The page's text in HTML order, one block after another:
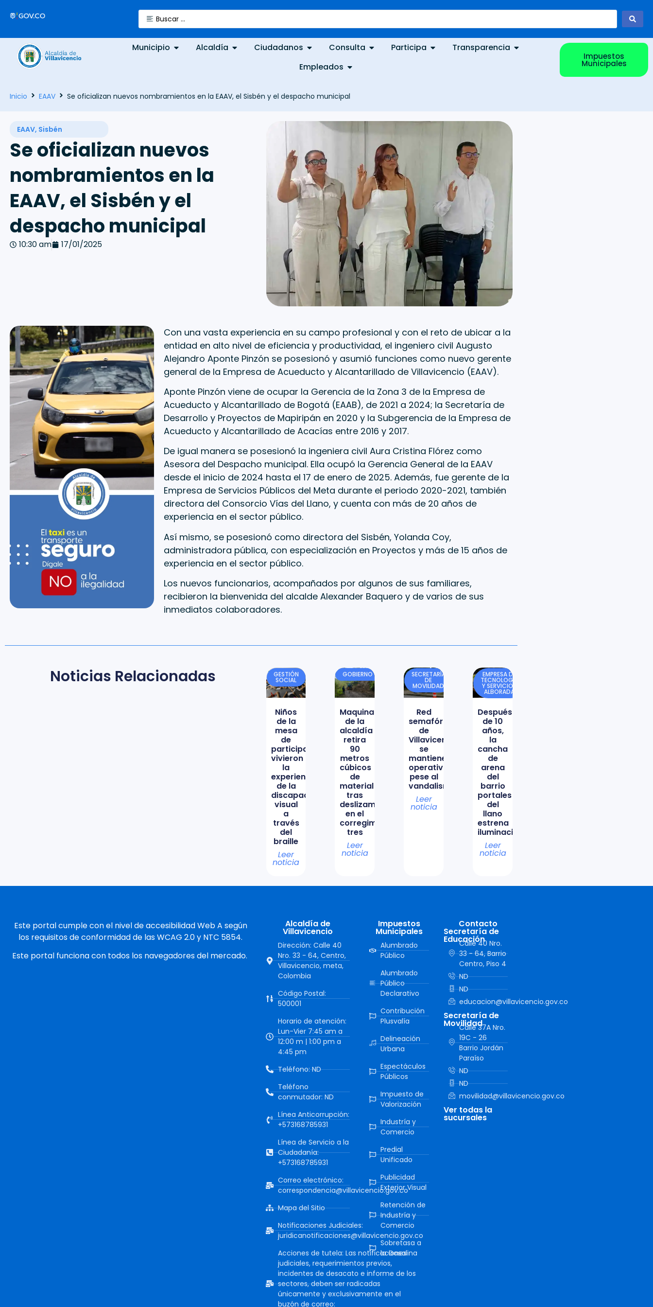
Municipio Alcaldía Ciudadanos Consulta Participa
Transparencia
Empleados
Impuestos
Municipales
Inicio EAAV Se oficializan nuevos nombramientos en la EAAV, el Sisbén y el despacho municipal
EAAV, Sisbén
Se oficializan nuevos
nombramientos en la
EAAV, el Sisbén y el
despacho municipal
10:30 am 17/01/2025
Con una vasta experiencia en su campo profesional y con el reto de ubicar a la
entidad en alto nivel de eficiencia y productividad, el ingeniero civil Augusto
Alejandro Aponte Pinzón se posesionó y asumió funciones como nuevo gerente
general de la Empresa de Acueducto y Alcantarillado de Villavicencio (EAAV).
Aponte Pinzón viene de ocupar la Gerencia de la Zona 3 de la Empresa de
Acueducto y Alcantarillado de Bogotá (EAAB), de 2021 a 2024; la Secretaría de
Desarrollo y Proyectos de Mapiripán en 2020 y la Subgerencia de la Empresa de
Acueducto y Alcantarillado de Acacías entre 2016 y 2017.
De igual manera se posesionó la ingeniera civil Aura Cristina Flórez como
Asesora del Despacho municipal. Ella ocupó la Gerencia General de la EAAV
desde el inicio de 2024 hasta el 17 de enero de 2025. Además, fue gerente de la
Empresa de Servicios Públicos del Meta durante el periodo 2020-2021, también
directora del Consorcio Vías del Llano, y cuenta con más de 20 años de
experiencia en el sector público.
Así mismo, se posesionó como directora del Sisbén, Yolanda Coy,
administradora pública, con especialización en Proyectos y más de 15 años de
experiencia en el sector público.
Los nuevos funcionarios, acompañados por algunos de sus familiares,
recibieron la bienvenida del alcalde Alexander Baquero y de varios de sus
inmediatos colaboradores.
Noticias Relacionadas GESTIÓN
SOCIAL
Niños
de la
mesa
de
participación
vivieron
la
experiencia
de la
discapacidad
visual
a
través
del
braille
Leer
noticia
GOBIERNO
Maquinaria
de la
alcaldía
retira
90
metros
cúbicos
de
material
tras
deslizamiento
en el
corregimiento
tres
Leer
noticia
SECRETARÍA
DE
MOVILIDAD
Red
semafórica
de
Villavicencio
se
mantiene
operativa
pese al
vandalismo
Leer
noticia
EMPRESA DE
TECNOLOGÍA
Y SERVICIOS
ALBORADA
Después
de 10
años,
la
cancha
de
arena
del
barrio
portales
del
llano
estrena
iluminación
Leer
noticia
Este portal cumple con el nivel de accesibilidad Web A según
los requisitos de conformidad de las WCAG 2.0 y NTC 5854.
Este portal funciona con todos los navegadores del mercado.
Alcaldía de
Villavicencio
Dirección: Calle 40
Nro. 33 - 64, Centro,
Villavicencio, meta,
Colombia
Código Postal:
500001
Horario de atención:
Lun-Vier 7:45 am a
12:00 m | 1:00 pm a
4:45 pm
Teléfono: ND
Teléfono
conmutador: ND
Línea Anticorrupción:
+573168785931
Línea de Servicio a la
Ciudadanía:
+573168785931
Correo electrónico:
correspondencia@villavicencio.gov.co
Mapa del Sitio
Notificaciones Judiciales:
juridicanotificaciones@villavicencio.gov.co
Acciones de tutela: Las notificaciones
judiciales, requerimientos previos,
incidentes de desacato e informe de los
sectores, deben ser radicadas
únicamente y exclusivamente en el
buzón de correo:
Impuestos
Municipales
Alumbrado
Público
Alumbrado
Público
Declarativo
Contribución
Plusvalía
Delineación
Urbana
Espectáculos
Públicos
Impuesto de
Valorización
Industría y
Comercio
Predial
Unificado
Publicidad
Exterior Visual
Retención de
Industría y
Comercio
Sobretasa a
la Gasolina
Contacto
Secretaría de
Educación
Calle 40 Nro.
33 - 64, Barrio
Centro, Piso 4
ND
ND
educacion@villavicencio.gov.co
Secretaría de
Movilidad
Calle 37A Nro.
19C - 26
Barrio Jordán
Paraíso
ND
ND
movilidad@villavicencio.gov.co
Ver todas la
sucursales